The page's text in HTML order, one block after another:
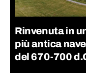
Rinvenuta in
più antica
del 670-700